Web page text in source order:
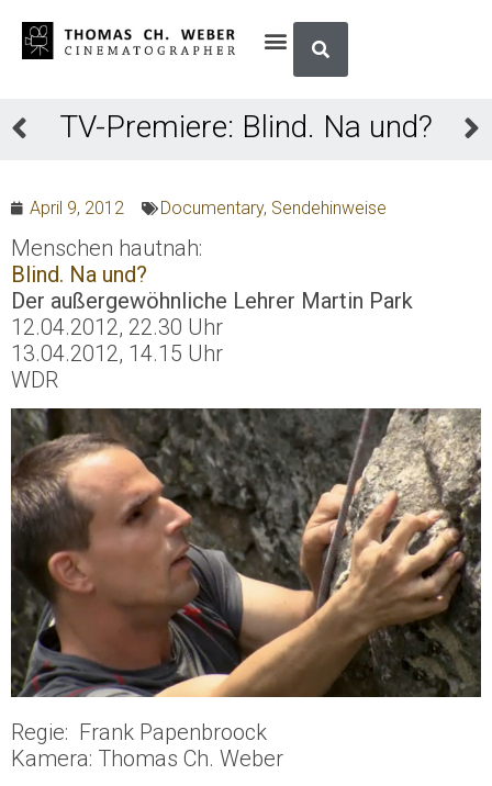
TV-Premiere: Blind. Na und?
April 9, 2012 Documentary, Sendehinweise
Menschen hautnah:
Blind. Na und?
Der außergewöhnliche Lehrer Martin Park
12.04.2012, 22.30 Uhr
13.04.2012, 14.15 Uhr
WDR
Regie: Frank Papenbroock
Kamera: Thomas Ch. Weber